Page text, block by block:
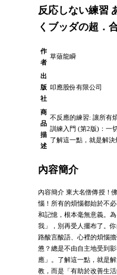
反応しない練習
くブッダの超．
作
者
草薙龍瞬
出
版
社
叩應股份有限公司
商
品
描
述
不反應的練習: 讓所有
訓練入門 (第2版)：一
了解這一點，就是解
內容簡介
內容簡介 東大名僧傳授！
惱！所有的煩惱都始於不
和記憶，根本毫無意義。
我」，別再受人擺布了。
路酸言酸語、心裡的煩惱
憊？總是不由自主地受到
應」。了解這一點，就是
教，而是「有助於改善生